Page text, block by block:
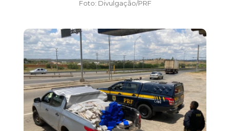
Foto: Divulgação/PRF